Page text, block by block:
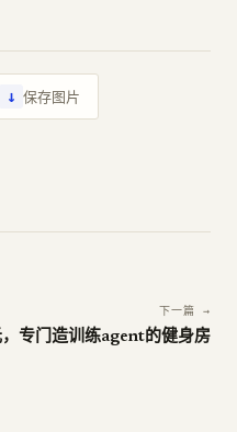
↓ 保存图片
下一篇 →
专门造训练agent的健身房